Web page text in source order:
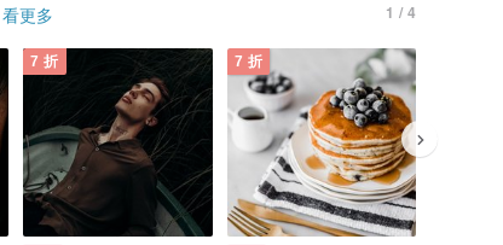
看更多 1 / 4
7 折 7 折